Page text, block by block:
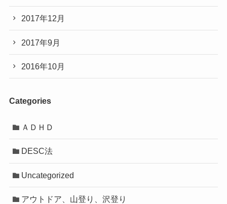
2017年12月
2017年9月
2016年10月
Categories
ＡＤＨＤ
DESC法
Uncategorized
アウトドア、山登り、沢登り